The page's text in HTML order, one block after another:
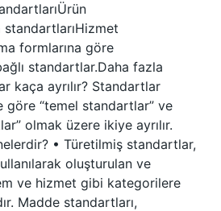
standartlarıHizmet
formlarına göre
standartlar.Daha fazla
kaça ayrılır? Standartlar
göre “temel standartlar” ve
olmak üzere ikiye ayrılır.
• Türetilmiş standartlar,
oluşturulan ve
ve hizmet gibi kategorilere
Madde standartları,